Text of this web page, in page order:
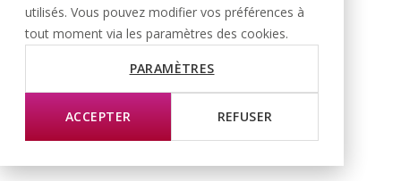
utilisés. Vous pouvez modifier vos préférences à
tout moment via les paramètres des cookies.
PARAMÈTRES
ACCEPTER REFUSER